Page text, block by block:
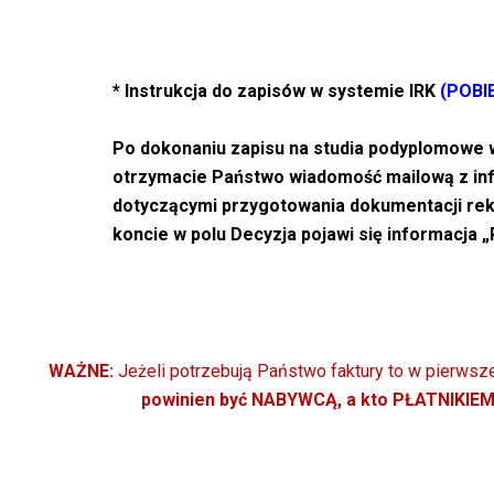
* Instrukcja do zapisów w systemie IRK
Po dokonaniu zapisu na studia
otrzymacie Państwo wiadomość mailową z
dotyczącymi przygotowania dokumentacji
koncie w polu Decyzja pojawi się informacja
WAŻNE: Jeżeli potrzebują Państwo faktury to w
powinien być NABYWCĄ, a kto PŁATNIKIEM